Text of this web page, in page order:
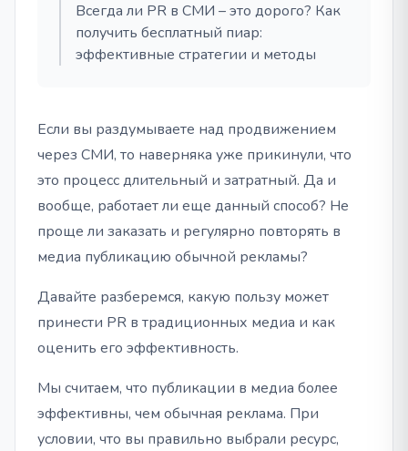
Всегда ли PR в СМИ – это дорого? Как
получить бесплатный пиар:
эффективные стратегии и методы
Если вы раздумываете над продвижением
через СМИ, то наверняка уже прикинули, что
это процесс длительный и затратный. Да и
вообще, работает ли еще данный способ? Не
проще ли заказать и регулярно повторять в
медиа публикацию обычной рекламы?
Давайте разберемся, какую пользу может
принести PR в традиционных медиа и как
оценить его эффективность.
Мы считаем, что публикации в медиа более
эффективны, чем обычная реклама. При
условии, что вы правильно выбрали ресурс,